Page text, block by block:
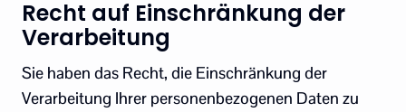
Recht auf Einschränkung der
Verarbeitung
Sie haben das Recht, die Einschränkung der
Verarbeitung Ihrer personenbezogenen Daten zu